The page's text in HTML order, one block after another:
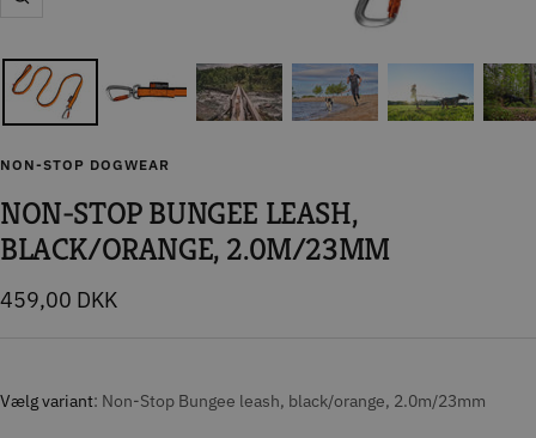
Zoom
NON-STOP DOGWEAR
NON-STOP BUNGEE LEASH,
BLACK/ORANGE, 2.0M/23MM
Tilbudspris
459,00 DKK
Vælg variant Non-Stop Bungee leash, black/orange, 2.0m/23mm